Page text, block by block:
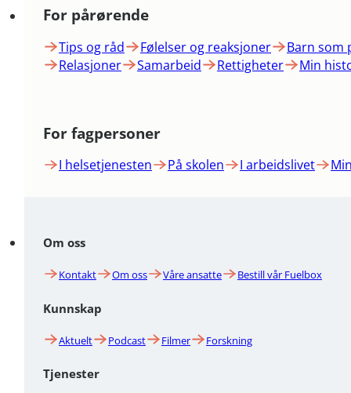
For pårørende
Tips og råd Følelser og reaksjoner
Barn som
Relasjoner
Samarbeid Rettigheter Min
For fagpersoner
I helsetjenesten På skolen I arbeidslivet
Om oss
Kontakt Om oss Våre ansatte Bestill vår Fuelbox
Kunnskap
Aktuelt Podcast Filmer Forskning
Tjenester